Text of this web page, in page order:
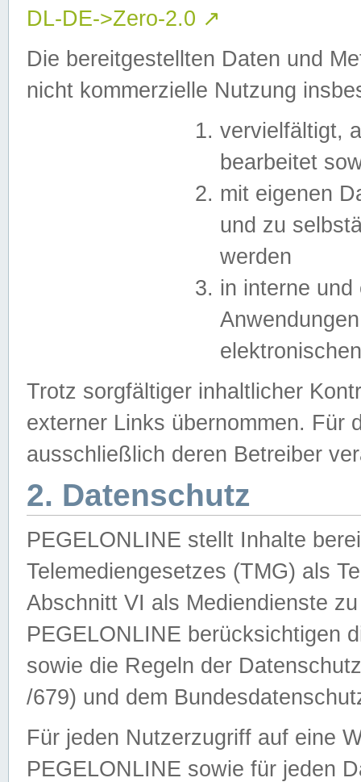
DL-DE->Zero-2.0 ↗
Die bereitgestellten Daten und
nicht kommerzielle Nutzung
vervielfältigt,
bearbeitet
mit eigenen
und zu
werden
in interne
Trotz sorgfältiger inhaltlicher
externer Links übernommen. Für
ausschließlich deren Betreiber
2. Datenschutz
PEGELONLINE stellt Inhalte
Telemediengesetzes (TMG) als
Abschnitt VI als Mediendienste
PEGELONLINE berücksichtigen
sowie die Regeln der
/679) und dem
Für jeden Nutzerzugriff auf eine
PEGELONLINE sowie für jeden